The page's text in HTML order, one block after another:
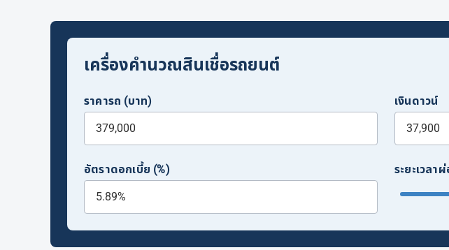
เครื่องคำนวณสินเชื่อรถยนต์
ราคารถ (บาท) เงินดาวน์
อัตราดอกเบี้ย (%)
ระยะเวลา